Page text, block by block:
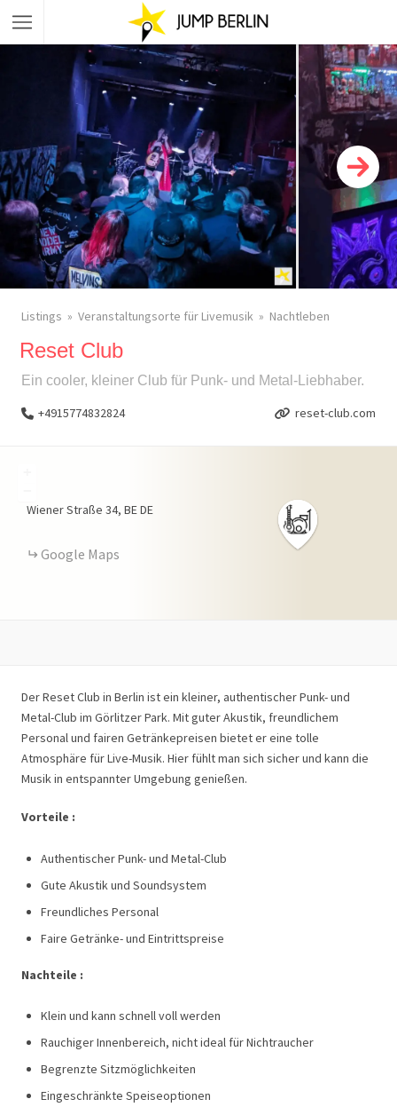
Listings Veranstaltungsorte für Livemusik Nachtleben
Reset Club
Ein cooler, kleiner Club für Punk- und Metal-Liebhaber.
+4915774832824 reset-club.com
Wiener Straße 34 BEDE
Google Maps
Der Reset Club in Berlin ist ein kleiner, authentischer Punk- und
Metal-Club im Görlitzer Park. Mit guter Akustik, freundlichem
Personal und fairen Getränkepreisen bietet er eine tolle
Atmosphäre für Live-Musik. Hier fühlt man sich sicher und kann die
Musik in entspannter Umgebung genießen.
Vorteile :
Authentischer Punk- und Metal-Club
Gute Akustik und Soundsystem
Freundliches Personal
Faire Getränke- und Eintrittspreise
Nachteile :
Klein und kann schnell voll werden
Rauchiger Innenbereich, nicht ideal für Nichtraucher
Begrenzte Sitzmöglichkeiten
Eingeschränkte Speiseoptionen